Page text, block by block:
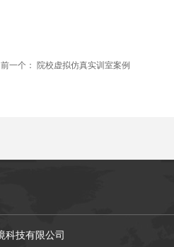
前一个： 院校虚拟仿真实训室案例
科技有限公司